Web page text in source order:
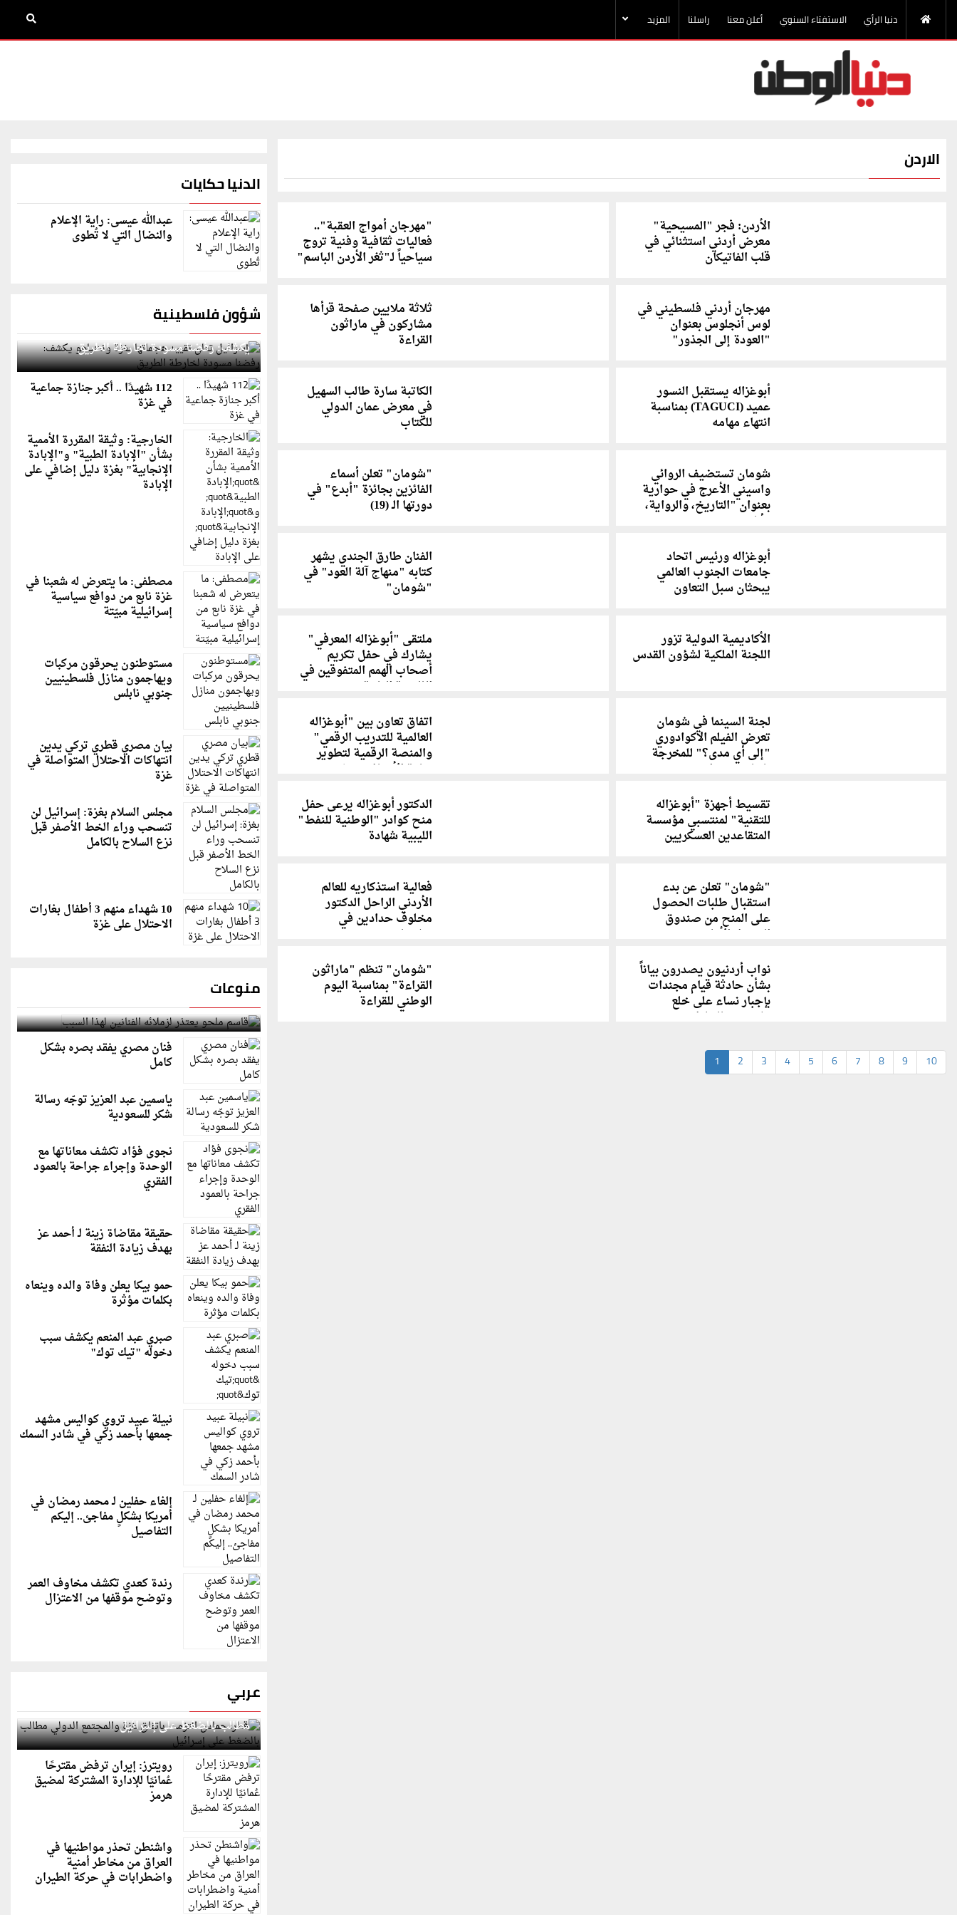
دنيا الرأي الاستفتاء السنوي أعلن معنا راسلنا المزيد
الاردن
الأردن: فجر "المسيحية"
معرض أردني استثنائي في
قلب الفاتيكان
"مهرجان أمواج العقبة"..
فعاليات ثقافية وفنية تروج
سياحياً لـ"ثغر الأردن الباسم"
مهرجان أردني فلسطيني في
لوس أنجلوس بعنوان
"العودة إلى الجذور"
ثلاثة ملايين صفحة قرأها
مشاركون في ماراثون
القراءة
أبوغزاله يستقبل النسور
عميد (TAGUCI) بمناسبة
انتهاء مهامه
الكاتبة سارة طالب السهيل
في معرض عمان الدولي
للكتاب
شومان تستضيف الروائي
واسيني الأعرج في حوارية
بعنوان "التاريخ، والرواية،
وأنا"
"شومان" تعلن أسماء
الفائزين بجائزة "أبدع" في
دورتها الـ (19)
أبوغزاله ورئيس اتحاد
جامعات الجنوب العالمي
يبحثان سبل التعاون
الفنان طارق الجندي يشهر
كتابه "منهاج آلة العود" في
"شومان"
الأكاديمية الدولية تزور
اللجنة الملكية لشؤون القدس
ملتقى "أبوغزاله المعرفي"
يشارك في حفل تكريم
أصحاب الهمم المتفوقين في
الثانوية العامة
لجنة السينما في شومان
تعرض الفيلم الاكوادوري
"إلى أي مدى؟" للمخرجة
تانيا هيرميدا
اتفاق تعاون بين "أبوغزاله
العالمية للتدريب الرقمي"
والمنصة الرقمية لتطوير
ريادة الأعمال Entreviable
تقسيط أجهزة "أبوغزاله
للتقنية" لمنتسبي مؤسسة
المتقاعدين العسكريين
الدكتور أبوغزاله يرعى حفل
منح كوادر "الوطنية للنفط"
الليبية شهادة
"شومان" تعلن عن بدء
استقبال طلبات الحصول
على المنح من صندوق
التمويل الأولي
فعالية استذكاريه للعالم
الأردني الراحل الدكتور
مخلوف حدادين في
"شومان"
نواب أردنيون يصدرون بياناً
بشأن حادثة قيام مجندات
بإجبار نساء على خلع
ملابسهن بالخليل
"شومان" تنظم "ماراثون
القراءة" بمناسبة اليوم
الوطني للقراءة
1 2 3 4 5 6 7 8 9 10
الدنيا حكايات
عبدالله عيسى: راية الإعلام
والنضال التي لا تُطوى
شؤون فلسطينية
إسرائيل تعلن تقييد هجماتها بغزة ونتنياهو
يكشف: رفضنا مسودة لخارطة الطريق
112 شهيدًا .. أكبر جنازة جماعية
في غزة
الخارجية: وثيقة المقررة الأممية
بشأن "الإبادة الطبية" و"الإبادة
الإنجابية" بغزة دليل إضافي على
الإبادة
مصطفى: ما يتعرض له شعبنا في
غزة نابع من دوافع سياسية
إسرائيلية مبيّتة
مستوطنون يحرقون مركبات
ويهاجمون منازل فلسطينيين
جنوبي نابلس
بيان مصري قطري تركي يدين
انتهاكات الاحتلال المتواصلة في
غزة
مجلس السلام بغزة: إسرائيل لن
تنسحب وراء الخط الأصفر قبل
نزع السلاح بالكامل
10 شهداء منهم 3 أطفال بغارات
الاحتلال على غزة
منوعات
قاسم ملحو يعتذر لزملائه الفنانين لهذا السبب
فنان مصري يفقد بصره بشكل
كامل
ياسمين عبد العزيز توجّه رسالة
شكر للسعودية
نجوى فؤاد تكشف معاناتها مع
الوحدة وإجراء جراحة بالعمود
الفقري
حقيقة مقاضاة زينة لـ أحمد عز
بهدف زيادة النفقة
حمو بيكا يعلن وفاة والده وينعاه
بكلمات مؤثرة
صبري عبد المنعم يكشف سبب
دخوله "تيك توك"
نبيلة عبيد تروي كواليس مشهد
جمعها بأحمد زكي في شادر السمك
إلغاء حفلين لـ محمد رمضان في
أمريكا بشكلٍ مفاجئ.. إليكم
التفاصيل
رندة كعدي تكشف مخاوف العمر
وتوضح موقفها من الاعتزال
عربي
قطر: حماس التزمت باتفاق غزة والمجتمع الدولي
مطالب بالضغط على إسرائيل
رويترز: إيران ترفض مقترحًا
عُمانيًا للإدارة المشتركة لمضيق
هرمز
واشنطن تحذر مواطنيها في
العراق من مخاطر أمنية
واضطرابات في حركة الطيران